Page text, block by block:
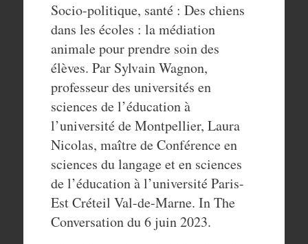
Socio-politique, santé : Des chiens
dans les écoles : la médiation
animale pour prendre soin des
élèves. Par Sylvain Wagnon,
professeur des universités en
sciences de l’éducation à
l’université de Montpellier, Laura
Nicolas, maître de Conférence en
sciences du langage et en sciences
de l’éducation à l’université Paris-
Est Créteil Val-de-Marne. In The
Conversation du 6 juin 2023.